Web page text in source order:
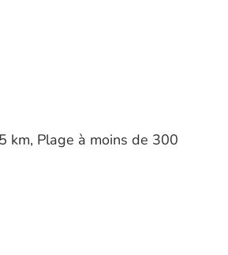
km, Plage à moins de 300